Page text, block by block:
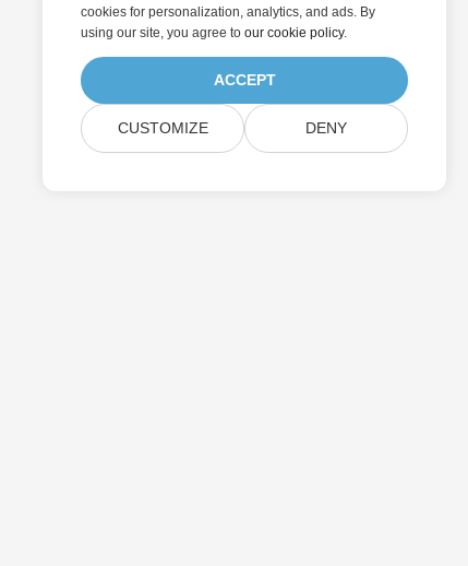
cookies for personalization, analytics, and ads. By
using our site, you agree to our cookie policy.
ACCEPT
CUSTOMIZE DENY